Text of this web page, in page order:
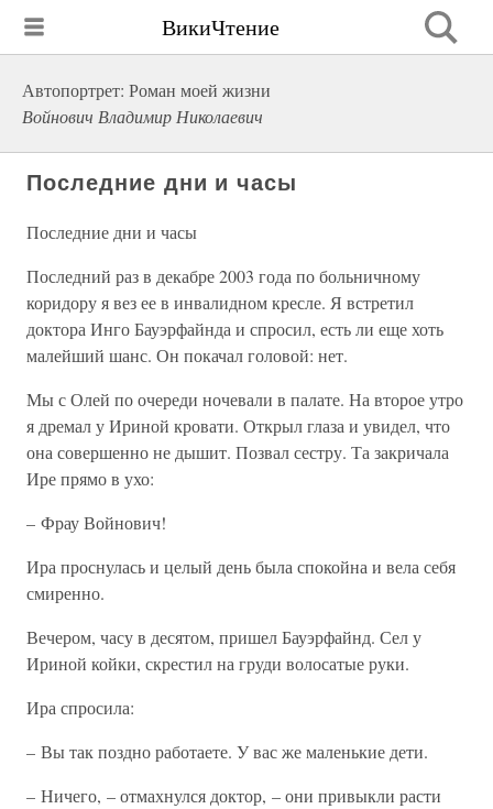
ВикиЧтение
Автопортрет: Роман моей жизни
Войнович Владимир Николаевич
Последние дни и часы
Последние дни и часы
Последний раз в декабре 2003 года по больничному
коридору я вез ее в инвалидном кресле. Я встретил
доктора Инго Бауэрфайнда и спросил, есть ли еще хоть
малейший шанс. Он покачал головой: нет.
Мы с Олей по очереди ночевали в палате. На второе утро
я дремал у Ириной кровати. Открыл глаза и увидел, что
она совершенно не дышит. Позвал сестру. Та закричала
Ире прямо в ухо:
– Фрау Войнович!
Ира проснулась и целый день была спокойна и вела себя
смиренно.
Вечером, часу в десятом, пришел Бауэрфайнд. Сел у
Ириной койки, скрестил на груди волосатые руки.
Ира спросила:
– Вы так поздно работаете. У вас же маленькие дети.
– Ничего, – отмахнулся доктор, – они привыкли расти